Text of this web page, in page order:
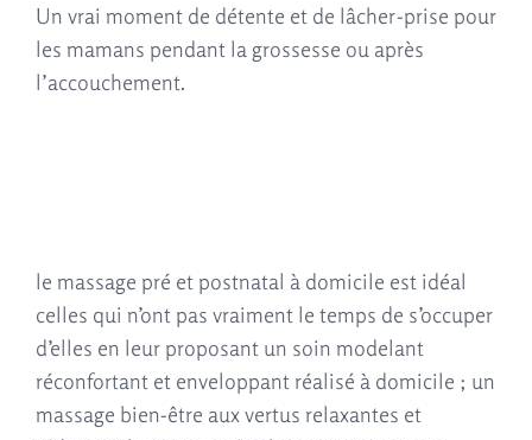
Un vrai moment de détente et de lâcher-prise pour
les mamans pendant la grossesse ou après
l’accouchement.
le massage pré et postnatal à domicile est idéal
celles qui n’ont pas vraiment le temps de s’occuper
d’elles en leur proposant un soin modelant
réconfortant et enveloppant réalisé à domicile ; un
massage bien-être aux vertus relaxantes et